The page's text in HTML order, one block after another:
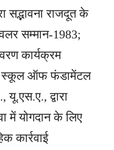
सद्भावना राजदूत के
सम्मान-1983;
कार्यक्रम
स्कूल ऑफ फंडामेंटल
यू.एस.ए., द्वारा
में योगदान के लिए
कार्रवाई